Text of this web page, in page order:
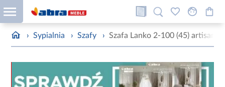
› Sypialnia › Szafy › Szafa Lanko 2-100 (45) artisan/